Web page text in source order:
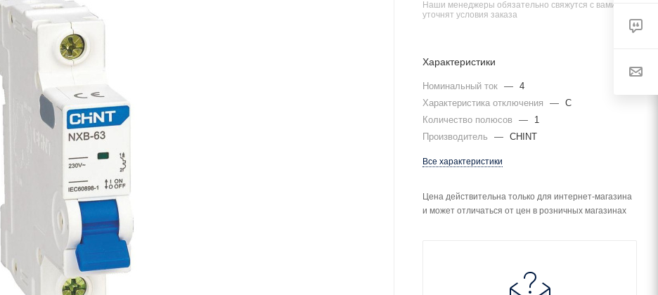
Наши менеджеры обязательно свяжутся с вами и
уточнят условия заказа
Характеристики
Номинальный ток — 4
Характеристика отключения
— C
Количество полюсов
—
1
Производитель
— CHINT
Все характеристики
Цена действительна только для интернет-магазина
и может отличаться от цен в розничных магазинах